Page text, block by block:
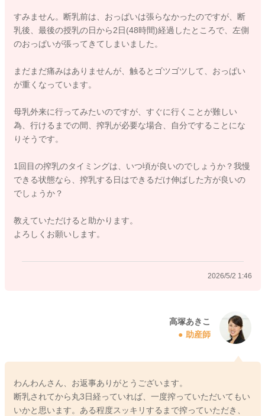
助産院でご相談なさってみてくださいね。
2026/5/1 7:14
すみません。断乳前は、おっぱいは張らなかったのですが、断
乳後、最後の授乳の日から2日(48時間)経過したところで、左側
のおっぱいが張ってきてしまいました。
まだまだ痛みはありませんが、触るとゴツゴツして、おっぱい
が重くなっています。
母乳外来に行ってみたいのですが、すぐに行くことが難しい
為、行けるまでの間、搾乳が必要な場合、自分ですることにな
りそうです。
1回目の搾乳のタイミングは、いつ頃が良いのでしょうか？我慢
できる状態なら、搾乳する日はできるだけ伸ばした方が良いの
でしょうか？
教えていただけると助かります。
よろしくお願いします。
2026/5/2 1:46
高塚あきこ
助産師
わんわんさん、お返事ありがとうございます。
断乳されてから丸3日経っていれば、一度搾っていただいてもい
いかと思います。ある程度スッキリするまで搾っていただき、